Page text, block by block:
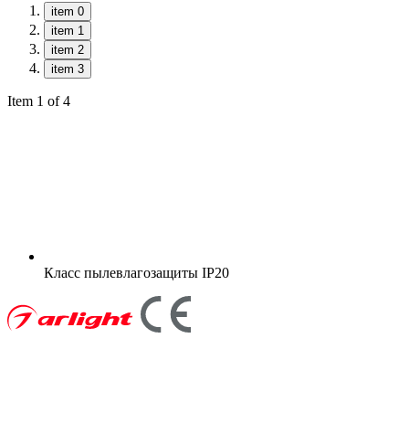
item 0
item 1
item 2
item 3
Item 1 of 4
Класс пылевлагозащиты IP20